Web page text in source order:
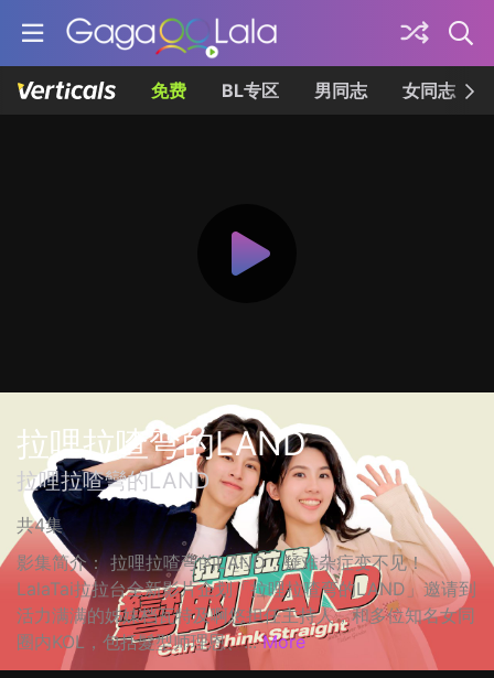
免费 BL专区 男同志 女同志
拉哩拉喳弯的LAND
拉哩拉喳彎的LAND
共4集
影集简介： 拉哩拉喳弯的LAND，疑难杂症变不见！
LalaTai拉拉台全新影片企划「拉哩拉喳弯的LAND」邀请到
活力满满的姊妹档瓦特及啊悠担任主持人，和多位知名女同
圈内KOL，包括髮型师理恩、... More